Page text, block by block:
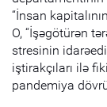
“İnsan
O, “İşəgötürən
stresinin
iştirakçıları ilə
pandemiya